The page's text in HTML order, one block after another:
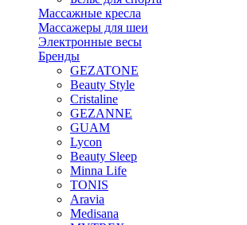
Массажные кресла
Массажеры для шеи
Электронные весы
Бренды
GEZATONE
Beauty Style
Cristaline
GEZANNE
GUAM
Lycon
Beauty Sleep
Minna Life
TONIS
Aravia
Medisana